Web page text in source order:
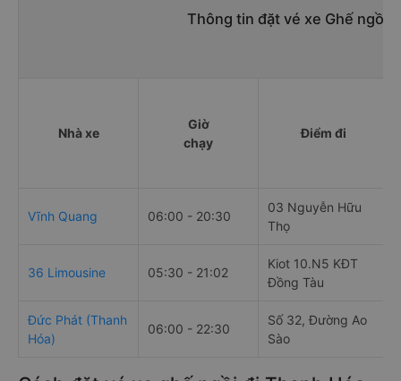
Thông tin đặt vé xe Ghế ngồi
Nhà xe
Giờ
chạy
Điểm đi
Vĩnh Quang 06:00 - 20:30
03 Nguyễn Hữu
Thọ
36 Limousine 05:30 - 21:02
Kiot 10.N5 KĐT
Đồng Tàu
Đức Phát (Thanh
Hóa)
06:00 - 22:30
Số 32, Đường Ao
Sào